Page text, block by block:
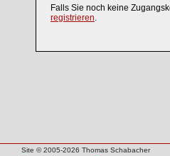
Falls Sie noch keine
registrieren.
Site © 2005-2026 Thomas Schabacher